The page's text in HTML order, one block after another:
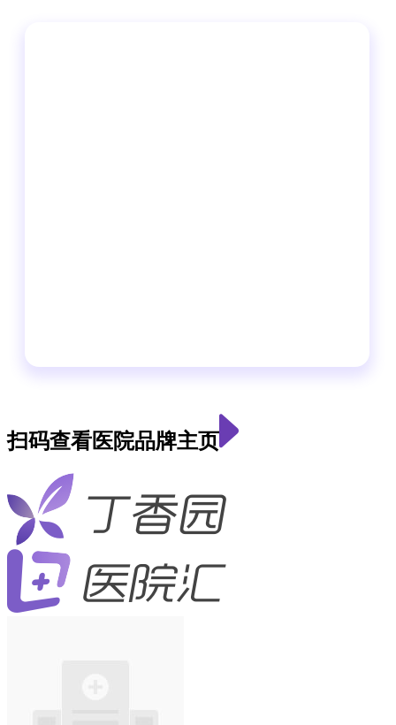
扫码查看医院品牌主页